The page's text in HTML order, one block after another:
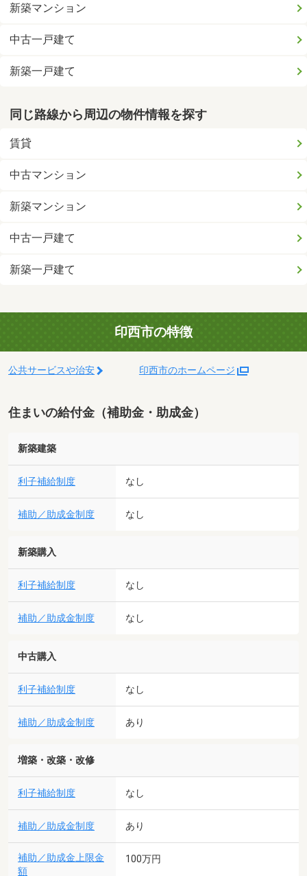
新築マンション
中古一戸建て
新築一戸建て
同じ路線から周辺の物件情報を探す
賃貸
中古マンション
新築マンション
中古一戸建て
新築一戸建て
印西市の特徴
公共サービスや治安 印西市のホームページ
住まいの給付金（補助金・助成金）
新築建築
利子補給制度 なし
補助／助成金制度 なし
新築購入
利子補給制度 なし
補助／助成金制度 なし
中古購入
利子補給制度 なし
補助／助成金制度 あり
増築・改築・改修
利子補給制度 なし
補助／助成金制度 あり
補助／助成金上限金
額
100万円